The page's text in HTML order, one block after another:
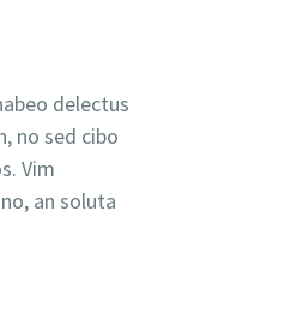
delectus
no sed cibo
Vim
an soluta